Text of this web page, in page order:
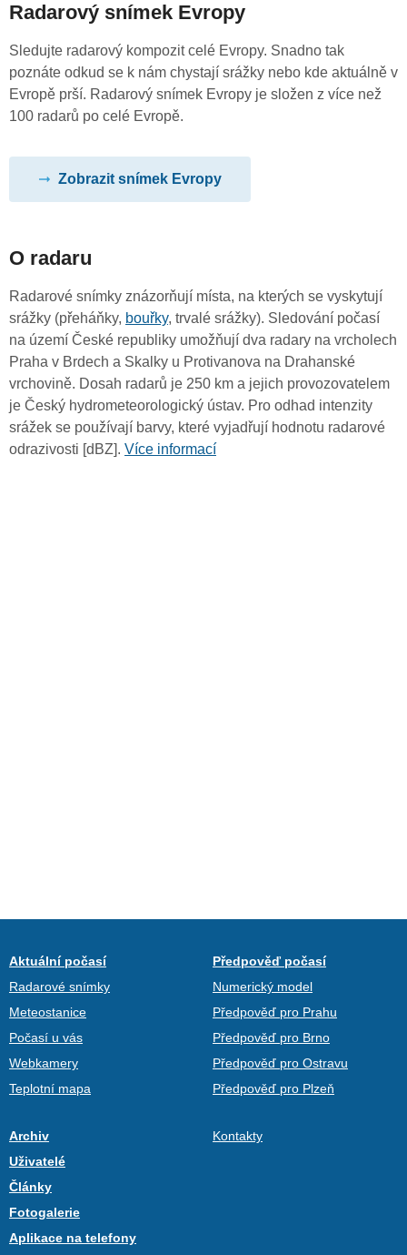
Radarový snímek Evropy
Sledujte radarový kompozit celé Evropy. Snadno tak
poznáte odkud se k nám chystají srážky nebo kde aktuálně v
Evropě prší. Radarový snímek Evropy je složen z více než
100 radarů po celé Evropě.
Zobrazit snímek Evropy
O radaru
Radarové snímky znázorňují místa, na kterých se vyskytují
srážky (přeháňky, bouřky, trvalé srážky). Sledování počasí
na území České republiky umožňují dva radary na vrcholech
Praha v Brdech a Skalky u Protivanova na Drahanské
vrchovině. Dosah radarů je 250 km a jejich provozovatelem
je Český hydrometeorologický ústav. Pro odhad intenzity
srážek se používají barvy, které vyjadřují hodnotu radarové
odrazivosti [dBZ]. Více informací
Aktuální počasí
Radarové snímky
Meteostanice
Počasí u vás
Webkamery
Teplotní mapa
Předpověď počasí
Numerický model
Předpověď pro Prahu
Předpověď pro Brno
Předpověď pro Ostravu
Předpověď pro Plzeň
Archiv
Uživatelé
Články
Fotogalerie
Aplikace na telefony
Kontakty